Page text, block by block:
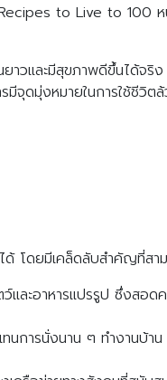
to Live to 100
วและมีสุขภาพดีขึ้นได้จริ
จุดมุ่งหมายในการใช้ชีวิต
ด้ โดยมีเคล็ดลับสำคัญที่ส
ละอาหารแปรรูป ซึ่งสอ
นการนั่งนาน ๆ ทำงานบ้